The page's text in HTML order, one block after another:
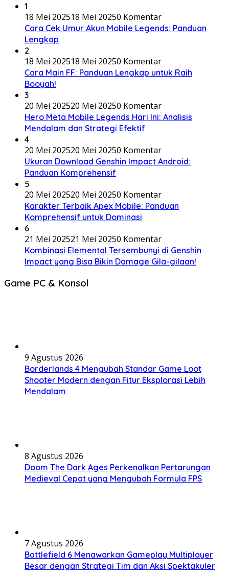
1
18 Mei 202518 Mei 20250 Komentar
Cara Cek Umur Akun Mobile Legends: Panduan
Lengkap
2
18 Mei 202518 Mei 20250 Komentar
Cara Main FF: Panduan Lengkap untuk Raih
Booyah!
3
20 Mei 202520 Mei 20250 Komentar
Hero Meta Mobile Legends Hari Ini: Analisis
Mendalam dan Strategi Efektif
4
20 Mei 202520 Mei 20250 Komentar
Ukuran Download Genshin Impact Android:
Panduan Komprehensif
5
20 Mei 202520 Mei 20250 Komentar
Karakter Terbaik Apex Mobile: Panduan
Komprehensif untuk Dominasi
6
21 Mei 202521 Mei 20250 Komentar
Kombinasi Elemental Tersembunyi di Genshin
Impact yang Bisa Bikin Damage Gila-gilaan!
Game PC & Konsol
9 Agustus 2026
Borderlands 4 Mengubah Standar Game Loot
Shooter Modern dengan Fitur Eksplorasi Lebih
Mendalam
8 Agustus 2026
Doom The Dark Ages Perkenalkan Pertarungan
Medieval Cepat yang Mengubah Formula FPS
7 Agustus 2026
Battlefield 6 Menawarkan Gameplay Multiplayer
Besar dengan Strategi Tim dan Aksi Spektakuler